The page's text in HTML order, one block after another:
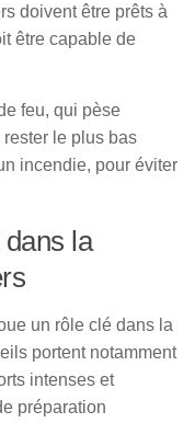
doivent être prêts à
être capable de
feu, qui pèse
rester le plus bas
incendie, pour éviter
la
un rôle clé dans la
portent notamment
intenses et
préparation